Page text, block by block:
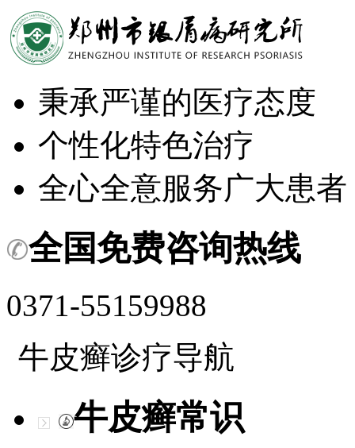
秉承严谨的医疗态度
个性化特色治疗
全心全意服务广大患者
全国免费咨询热线
0371-55159988
牛皮癣诊疗导航
牛皮癣常识